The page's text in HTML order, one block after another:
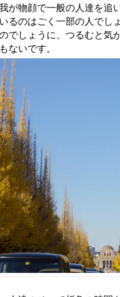
が物顔で一般の人達を
るのはごく一部の人でし
でしょうに、つるむと気
ないです。